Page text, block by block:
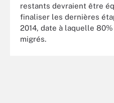
restants devraient être
finaliser les dernières
2014, date à laquelle
migrés.